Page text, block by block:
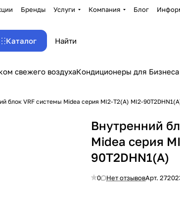
Бренды Услуги Компания Блог
Каталог
свежего воздухаКондиционеры для Бизнеса
блок VRF системы Midea серия MI2-T2(A) MI2-
Внутренний
Midea серия
90T2DHN1(A)
0 Нет отзывовАрт.